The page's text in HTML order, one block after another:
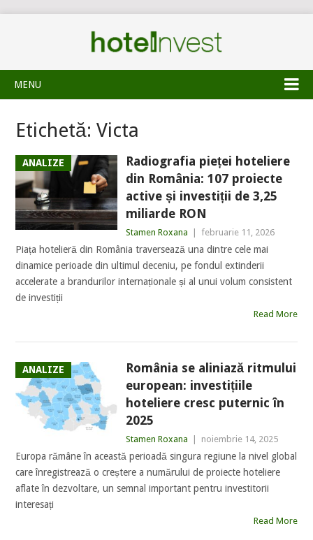
MENU
Etichetă:Victa
ANALIZE
Radiografia pieței hoteliere
din România: 107 proiecte
active și investiții de 3,25
miliarde RON
Stamen Roxana februarie 11, 2026
Piața hotelieră din România traversează una dintre cele mai
dinamice perioade din ultimul deceniu, pe fondul extinderii
accelerate a brandurilor internaționale și al unui volum consistent
de investiții
Read More
ANALIZE
România se aliniază ritmului
european: investițiile
hoteliere cresc puternic în
2025
Stamen Roxana noiembrie 14, 2025
Europa rămâne în această perioadă singura regiune la nivel global
care înregistrează o creștere a numărului de proiecte hoteliere
aflate în dezvoltare, un semnal important pentru investitorii
interesați
Read More